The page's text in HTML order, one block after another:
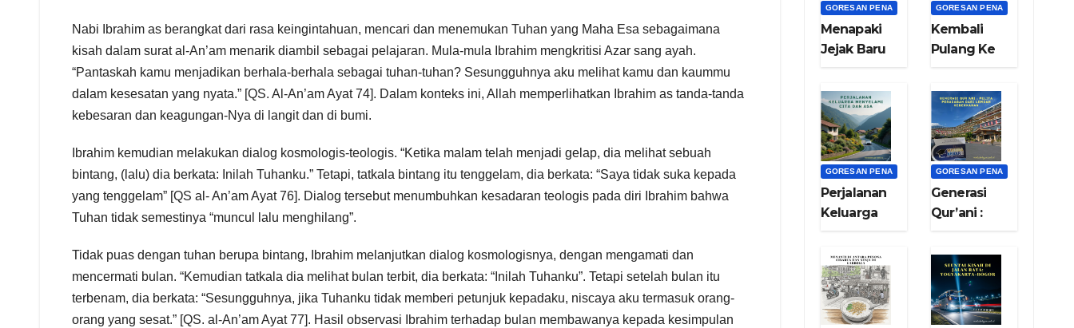
Nabi Ibrahim as berangkat dari rasa keingintahuan, mencari dan menemukan Tuhan yang Maha Esa sebagaimana
kisah dalam surat al-An’am menarik diambil sebagai pelajaran. Mula-mula Ibrahim mengkritisi Azar sang ayah.
“Pantaskah kamu menjadikan berhala-berhala sebagai tuhan-tuhan? Sesungguhnya aku melihat kamu dan kaummu
dalam kesesatan yang nyata.” [QS. Al-An’am Ayat 74]. Dalam konteks ini, Allah memperlihatkan Ibrahim as tanda-tanda
kebesaran dan keagungan-Nya di langit dan di bumi.
Ibrahim kemudian melakukan dialog kosmologis-teologis. “Ketika malam telah menjadi gelap, dia melihat sebuah
bintang, (lalu) dia berkata: Inilah Tuhanku.” Tetapi, tatkala bintang itu tenggelam, dia berkata: “Saya tidak suka kepada
yang tenggelam” [QS al- An’am Ayat 76]. Dialog tersebut menumbuhkan kesadaran teologis pada diri Ibrahim bahwa
Tuhan tidak semestinya “muncul lalu menghilang”.
Tidak puas dengan tuhan berupa bintang, Ibrahim melanjutkan dialog kosmologisnya, dengan mengamati dan
mencermati bulan. “Kemudian tatkala dia melihat bulan terbit, dia berkata: “Inilah Tuhanku”. Tetapi setelah bulan itu
terbenam, dia berkata: “Sesungguhnya, jika Tuhanku tidak memberi petunjuk kepadaku, niscaya aku termasuk orang-
orang yang sesat.” [QS. al-An’am Ayat 77]. Hasil observasi Ibrahim terhadap bulan membawanya kepada kesimpulan
GORESAN PENA
Menapaki
Jejak Baru
GORESAN PENA
Kembali
Pulang Ke
(bag.9)
GORESAN PENA
Perjalanan
Keluarga
Cita dan Asa
(bag.8)
GORESAN PENA
Generasi
Qur’ani :
Peradaban
dari Lembah
Keberkahan
(bag.7)